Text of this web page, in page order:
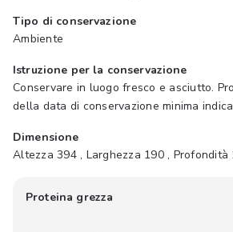
Tipo di conservazione
Ambiente
Istruzione per la conservazione
Conservare in luogo fresco e asciutto.
della data di conservazione minima
Dimensione
Altezza 394 , Larghezza 190 , Profondità
Proteina grezza